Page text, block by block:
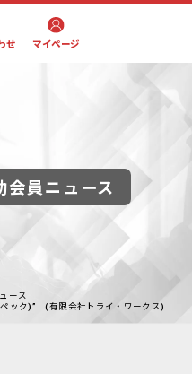
せ マイページ
会員ニュース
ース
ック)” (有限会社トライ・ワークス)